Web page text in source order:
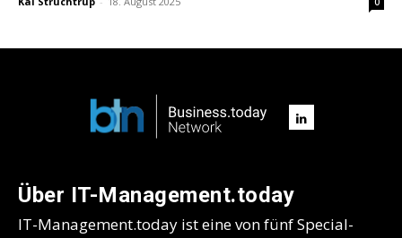
Über IT-Management.today
IT-Management.today ist eine von fünf Special-